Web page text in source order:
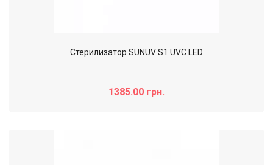
Cтерилизатор SUNUV S1 UVC LED
1385.00 грн.